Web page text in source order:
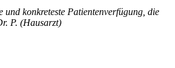
und konkreteste Patientenverfügung, die
P. (Hausarzt)